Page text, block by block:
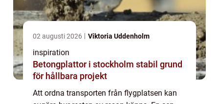
02 augusti 2026 Viktoria Uddenholm
inspiration
Betongplattor i stockholm stabil grund
för hållbara projekt
Att ordna transporten från flygplatsen kan